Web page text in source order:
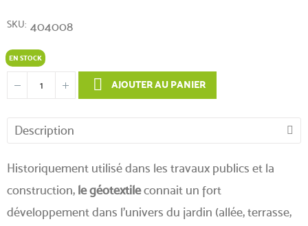
SKU 404008
EN STOCK
AJOUTER AU PANIER
Description
Historiquement utilisé dans les travaux publics et la
construction, le géotextileconnait un fort
développement dans l'univers du jardin (allée, terrasse,